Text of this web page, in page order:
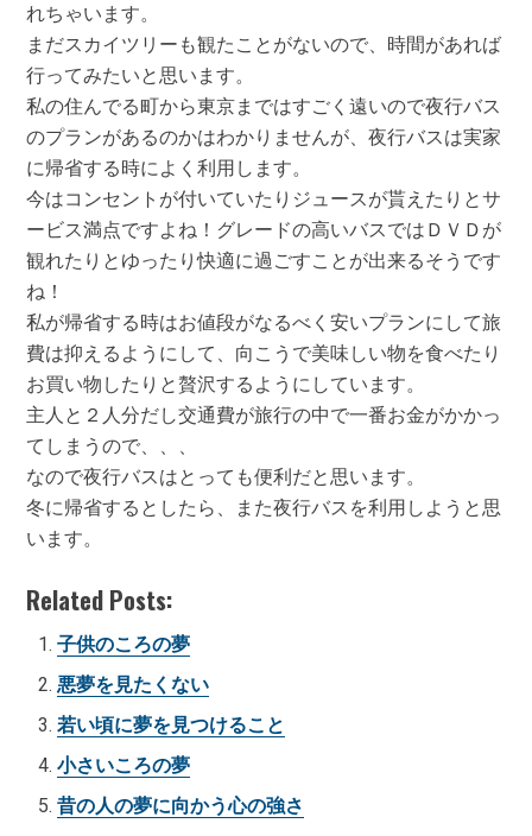
れちゃいます。
まだスカイツリーも観たことがないので、時間があれば
行ってみたいと思います。
私の住んでる町から東京まではすごく遠いので夜行バス
のプランがあるのかはわかりませんが、夜行バスは実家
に帰省する時によく利用します。
今はコンセントが付いていたりジュースが貰えたりとサ
ービス満点ですよね！グレードの高いバスではＤＶＤが
観れたりとゆったり快適に過ごすことが出来るそうです
ね！
私が帰省する時はお値段がなるべく安いプランにして旅
費は抑えるようにして、向こうで美味しい物を食べたり
お買い物したりと贅沢するようにしています。
主人と２人分だし交通費が旅行の中で一番お金がかかっ
てしまうので、、、
なので夜行バスはとっても便利だと思います。
冬に帰省するとしたら、また夜行バスを利用しようと思
います。
Related Posts:
子供のころの夢
悪夢を見たくない
若い頃に夢を見つけること
小さいころの夢
昔の人の夢に向かう心の強さ